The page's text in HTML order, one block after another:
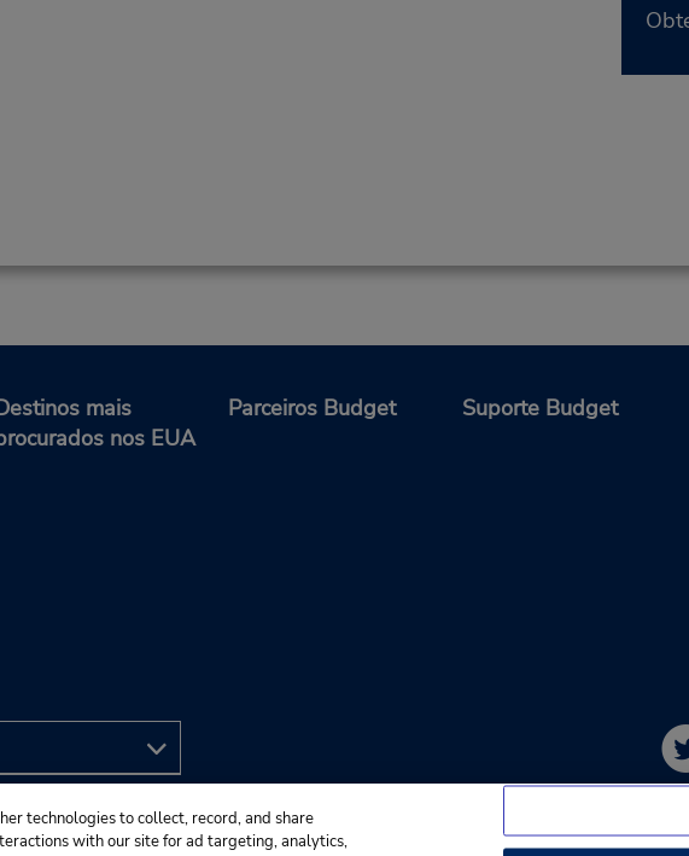
mais
nos EUA
Parceiros Budget Suporte Budget
technologies to collect, record, and share
with our site for ad targeting, analytics,